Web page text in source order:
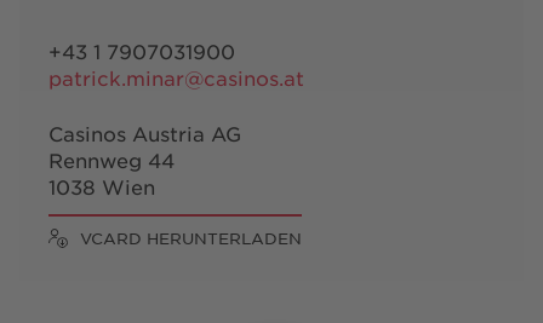
Casinos Austria AG
Rennweg 44
1038 Wien
+43 1 7907031900
patrick.minar@casinos.at
VCARD HERUNTERLADEN